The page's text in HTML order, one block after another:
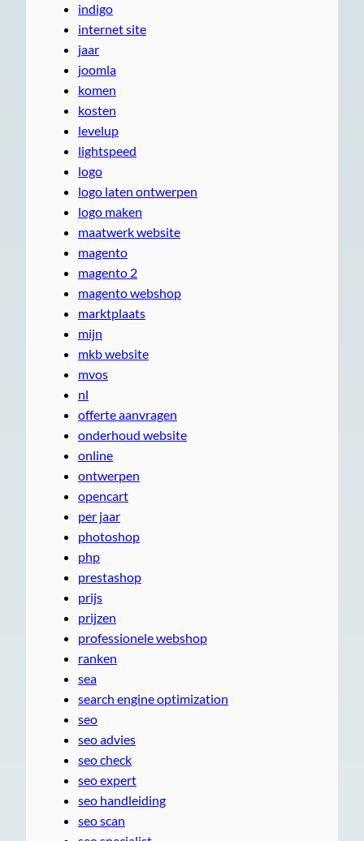
indigo
internet site
jaar
joomla
komen
kosten
levelup
lightspeed
logo
logo laten ontwerpen
logo maken
maatwerk website
magento
magento 2
magento webshop
marktplaats
mijn
mkb website
mvos
nl
offerte aanvragen
onderhoud website
online
ontwerpen
opencart
per jaar
photoshop
php
prestashop
prijs
prijzen
professionele webshop
ranken
sea
search engine optimization
seo
seo advies
seo check
seo expert
seo handleiding
seo scan